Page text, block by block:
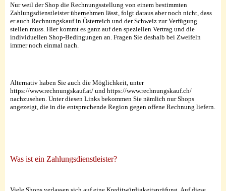
Nur weil der Shop die Rechnungsstellung von einem bestimmten
Zahlungsdienstleister übernehmen lässt, folgt daraus aber noch nicht, dass
er auch Rechnungskauf in Österreich und der Schweiz zur Verfügung
stellen muss. Hier kommt es ganz auf den speziellen Vertrag und die
individuellen Shop-Bedingungen an. Fragen Sie deshalb bei Zweifeln
immer noch einmal nach.
Alternativ haben Sie auch die Möglichkeit, unter
https://www.rechnungskauf.at/ und https://www.rechnungskauf.ch/
nachzusehen. Unter diesen Links bekommen Sie nämlich nur Shops
angezeigt, die in die entsprechende Region gegen offene Rechnung liefern.
Was ist ein Zahlungsdienstleister?